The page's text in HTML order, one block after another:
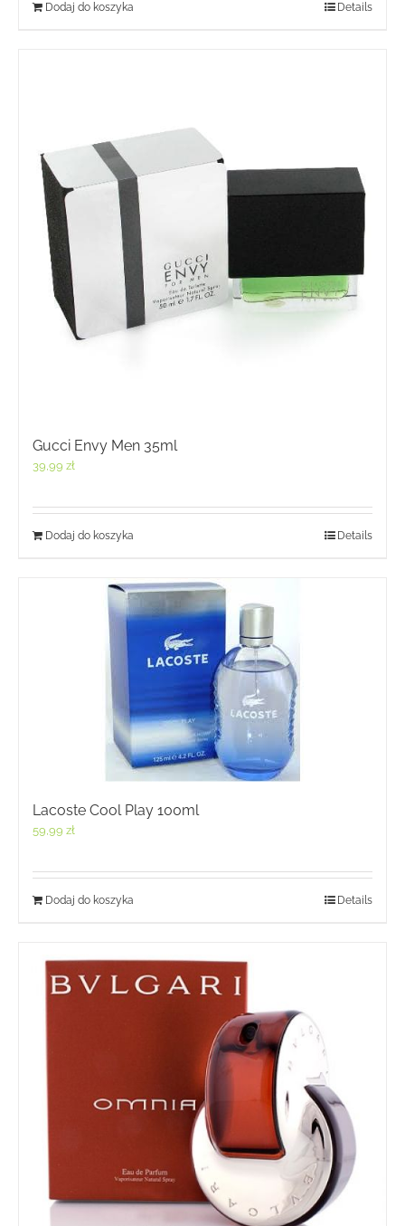
Dodaj do koszyka Details
Gucci Envy Men 35ml
39,99 zł
Dodaj do koszyka Details
Lacoste Cool Play 100ml
59,99 zł
Dodaj do koszyka Details